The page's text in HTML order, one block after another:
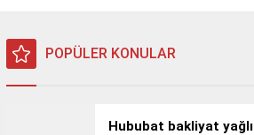
POPÜLER KONULAR
Hububat bakliyat yağlı